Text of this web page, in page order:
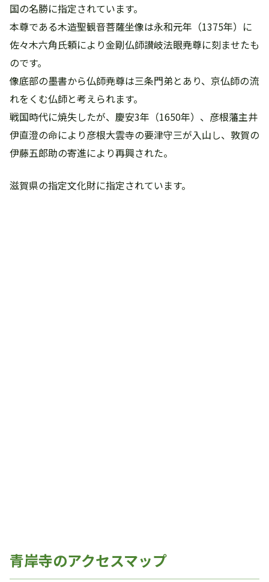
国の名勝に指定されています。
本尊である木造聖観音菩薩坐像は永和元年（1375年）に
佐々木六角氏頼により金剛仏師讃岐法眼尭尊に刻ませたも
のです。
像底部の墨書から仏師尭尊は三条門弟とあり、京仏師の流
れをくむ仏師と考えられます。
戦国時代に焼失したが、慶安3年（1650年）、彦根藩主井
伊直澄の命により彦根大雲寺の要津守三が入山し、敦賀の
伊藤五郎助の寄進により再興された。
滋賀県の指定文化財に指定されています。
青岸寺のアクセスマップ